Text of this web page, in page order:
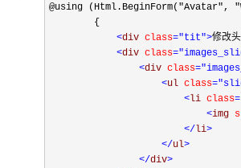
@using
        {
<div class="tit">修改
<div class
<div class
<ul class
<li class
<img
</li>
</ul>
</div>